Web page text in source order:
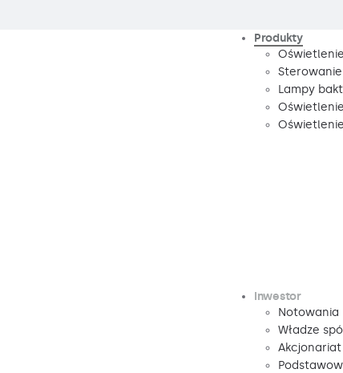
Produkty
Lampy
Inwestor
Notowania
Władze
Akcjonariat